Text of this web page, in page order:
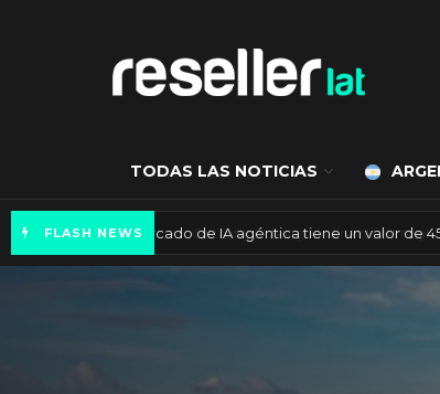
TODAS LAS NOTICIAS
FLASH NEWS Mercado de IA agéntica tiene un